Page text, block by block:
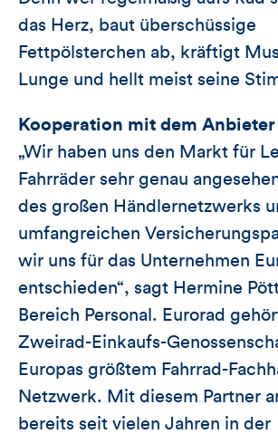
das Herz, baut überschüssige
Fettpölsterchen ab, kräftigt
Lunge und hellt meist seine
Kooperation mit dem Anbieter
„Wir haben uns den Markt für
Fahrräder sehr genau
des großen Händlernetzwerks
umfangreichen
wir uns für das Unternehmen
entschieden“, sagt Hermine
Bereich Personal. Eurorad
Zweirad-Einkaufs-
Europas größtem Fahrrad-
Netzwerk. Mit diesem Partner
bereits seit vielen Jahren in der